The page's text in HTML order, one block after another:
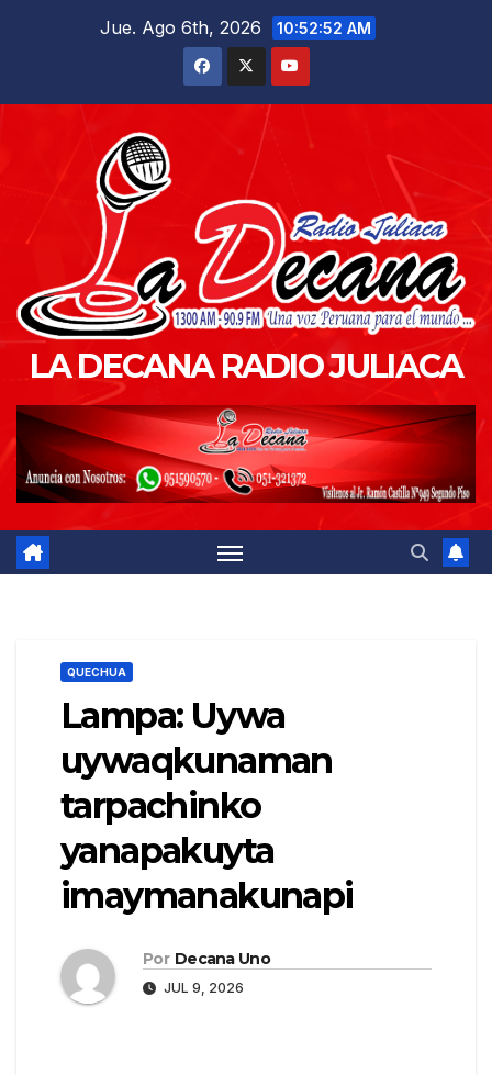
Jue. Ago 6th, 2026 10:52:53 AM
LA DECANA RADIO JULIACA
QUECHUA
Lampa: Uywa
uywaqkunaman
tarpachinko
yanapakuyta
imaymanakunapi
Por Decana Uno
JUL 9, 2026